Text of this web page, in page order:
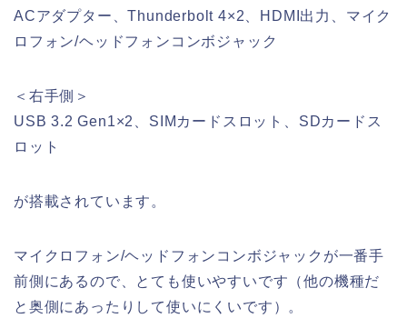
ACアダプター、Thunderbolt 4×2、HDMI出力、マイク
ロフォン/ヘッドフォンコンボジャック
＜右手側＞
USB 3.2 Gen1×2、SIMカードスロット、SDカードス
ロット
が搭載されています。
マイクロフォン/ヘッドフォンコンボジャックが一番手
前側にあるので、とても使いやすいです（他の機種だ
と奥側にあったりして使いにくいです）。